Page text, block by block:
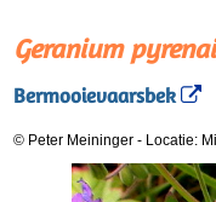
Geranium
Bermooievaarsbek
© Peter Meininger - Locatie: